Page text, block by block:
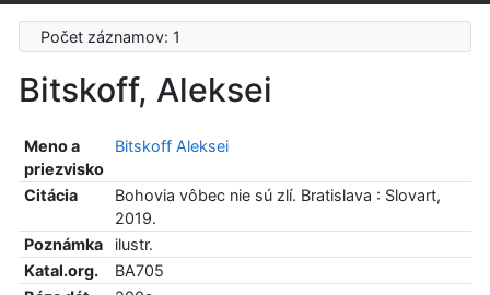
Počet záznamov: 1
Bitskoff, Aleksei
Meno a
priezvisko
Bitskoff Aleksei
Citácia
Bohovia vôbec nie sú zlí. Bratislava : Slovart,
2019.
Poznámka
ilustr.
Katal.org.
BA705